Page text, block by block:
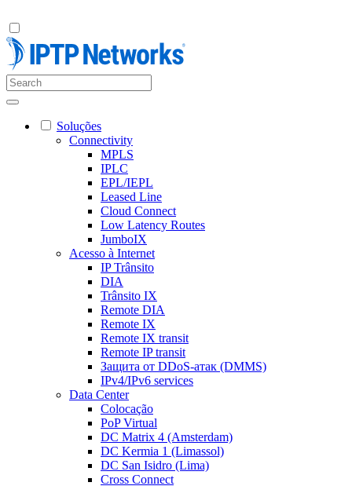
Soluções
Connectivity
MPLS
IPLC
EPL/IEPL
Leased Line
Cloud Connect
Low Latency Routes
JumboIX
Acesso à Internet
IP Trânsito
DIA
Trânsito IX
Remote DIA
Remote IX
Remote IX transit
Remote IP transit
Защита от DDoS-атак (DMMS)
IPv4/IPv6 services
Data Center
Colocação
PoP Virtual
DC Matrix 4 (Amsterdam)
DC Kermia 1 (Limassol)
DC San Isidro (Lima)
Cross Connect